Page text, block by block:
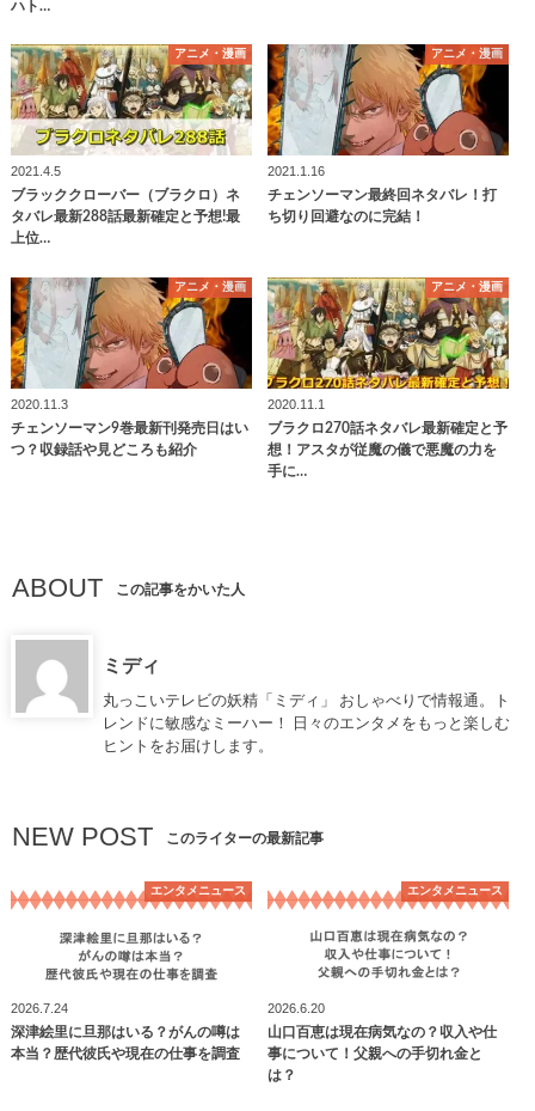
ハト…
アニメ・漫画
2021.4.5
ブラッククローバー（ブラクロ）ネ
タバレ最新288話最新確定と予想!最
上位…
アニメ・漫画
2021.1.16
チェンソーマン最終回ネタバレ！打
ち切り回避なのに完結！
アニメ・漫画
2020.11.3
チェンソーマン9巻最新刊発売日はい
つ？収録話や見どころも紹介
アニメ・漫画
2020.11.1
ブラクロ270話ネタバレ最新確定と予
想！アスタが従魔の儀で悪魔の力を
手に…
ABOUT この記事をかいた人
ミディ
丸っこいテレビの妖精「ミディ」 おしゃべりで情報通。ト
レンドに敏感なミーハー！ 日々のエンタメをもっと楽しむ
ヒントをお届けします。
NEW POST このライターの最新記事
エンタメニュース
2026.7.24
深津絵里に旦那はいる？がんの噂は
本当？歴代彼氏や現在の仕事を調査
エンタメニュース
2026.6.20
山口百恵は現在病気なの？収入や仕
事について！父親への手切れ金と
は？